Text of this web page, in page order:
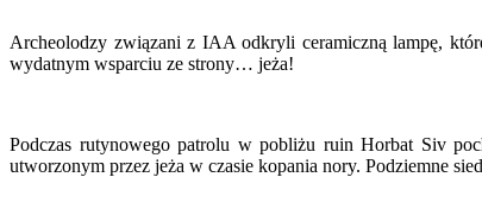
Archeolodzy związani z IAA odkryli ceramiczną lampę,
wydatnym wsparciu ze strony… jeża!
Podczas rutynowego patrolu w pobliżu ruin Horbat Siv
utworzonym przez jeża w czasie kopania nory. Podziemne